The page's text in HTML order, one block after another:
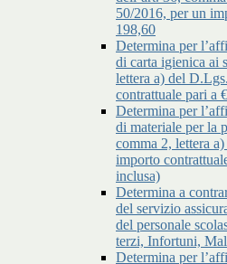
50/2016, per un
198,60
Determina per
di carta igienica ai
lettera a) del
contrattuale pari a
Determina per
di materiale per la
comma 2, lettera
importo
inclusa)
Determina a
del servizio
del personale
terzi, Infortuni,
Determina per